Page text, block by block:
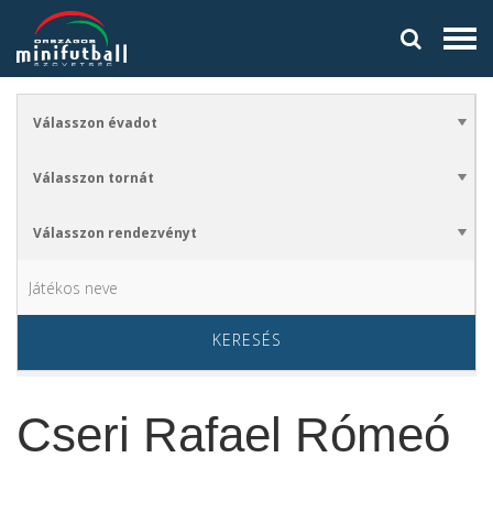
KERESÉS
Cseri Rafael Rómeó